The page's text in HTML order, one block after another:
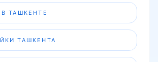
ТАШКЕНТЕ
ТАШКЕНТА